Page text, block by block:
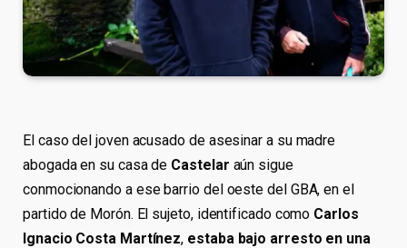
El caso del joven acusado de asesinar a su madre
abogada en su casa de Castelar aún sigue
conmocionando a ese barrio del oeste del GBA, en el
partido de Morón. El sujeto, identificado como Carlos
Ignacio Costa Martínez, estaba bajo arresto en una